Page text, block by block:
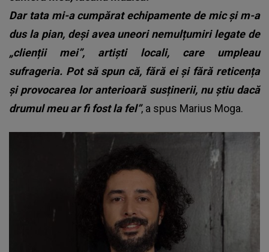
Dar tata mi-a cumpărat echipamente de mic și m-a
dus la pian, deși avea uneori nemulțumiri legate de
„clienții mei”, artiști locali, care umpleau
sufrageria. Pot să spun că, fără ei și fără reticența
și provocarea lor anterioară susținerii, nu știu dacă
drumul meu ar fi fost la fel”, a spus Marius Moga.